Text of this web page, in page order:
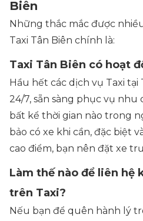
Biên
Những thắc mắc được
Taxi Tân Biên chính là:
Taxi Tân Biên có hoạt
Hầu hết các dịch vụ Taxi tại
24/7, sẵn sàng phục vụ nhu
bất kể thời gian nào trong
bảo có xe khi cần, đặc biệt
cao điểm, bạn nên đặt xe
Làm thế nào để liên hệ
trên Taxi?
Nếu bạn để quên hành lý